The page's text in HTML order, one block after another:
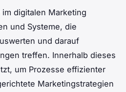
im digitalen Marketing
und Systeme, die
und darauf
treffen. Innerhalb dieses
um Prozesse effizienter
Marketingstrategien